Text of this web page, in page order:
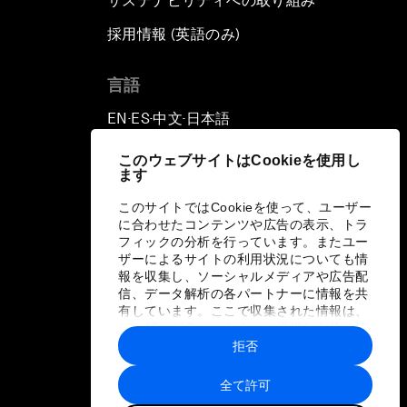
このウェブサイトはCookieを使用し
ます
このサイトではCookieを使って、ユーザー
に合わせたコンテンツや広告の表示、トラ
フィックの分析を行っています。またユー
ザーによるサイトの利用状況についても情
報を収集し、ソーシャルメディアや広告配
信、データ解析の各パートナーに情報を共
有しています。ここで収集された情報は、
ユーザーが各パートナーに提供した他の情
報や各パートナーのサービスを使用した際
に収集された情報と組み合わされ、各パー
トナーによって使用されることがありま
す。
全て許可
拒否
採用情報 (英語のみ)
言語
EN ▪ ES▪中文▪ 日本語